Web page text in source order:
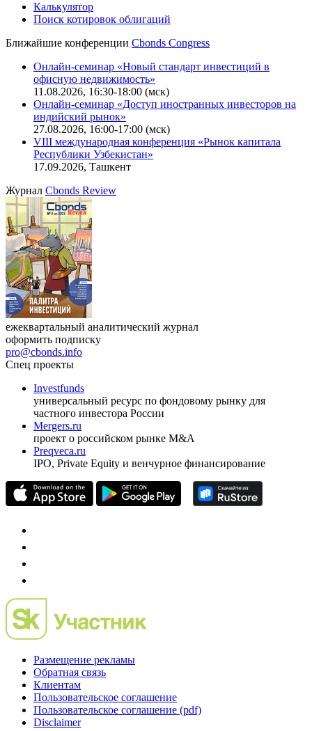
Калькулятор
Поиск котировок облигаций
Ближайшие конференции Cbonds Congress
Онлайн-семинар «Новый стандарт инвестиций в
офисную недвижимость»
11.08.2026, 16:30-18:00 (мск)
Онлайн-семинар «Доступ иностранных инвесторов на
индийский рынок»
27.08.2026, 16:00-17:00 (мск)
VIII международная конференция «Рынок капитала
Республики Узбекистан»
17.09.2026, Ташкент
Журнал Cbonds Review
ежеквартальный аналитический журнал
оформить подписку
pro@cbonds.info
Спец проекты
Investfunds
универсальный ресурс по фондовому рынку для
частного инвестора России
Mergers.ru
проект о российском рынке M&A
Preqveca.ru
IPO, Private Equity и венчурное финансирование
Размещение рекламы
Обратная связь
Клиентам
Пользовательское соглашение
Пользовательское соглашение (pdf)
Disclaimer